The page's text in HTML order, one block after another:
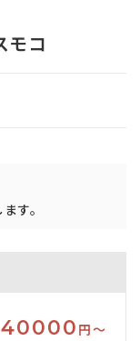
モコ
す。
40000 円〜